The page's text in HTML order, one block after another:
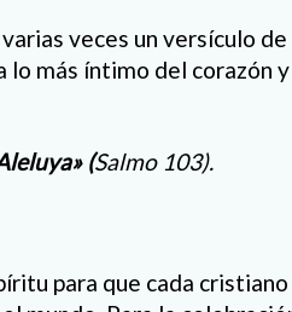
veces un versículo de
más íntimo del corazón
(Salmo 103).
para que cada